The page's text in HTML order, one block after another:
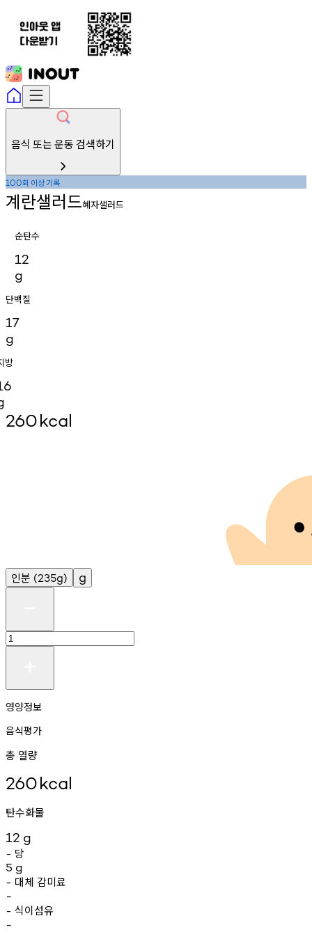
음식 또는 운동 검색하기
100회 이상기록
계란샐러드혜자샐러드
순탄수
12
g
단백질
17
g
방
260kcal
인분 (235g) g
영양정보
음식평가
총 열량
260kcal
탄수화물
12 g
- 당
5 g
- 대체 감미료
-
- 식이섬유
-